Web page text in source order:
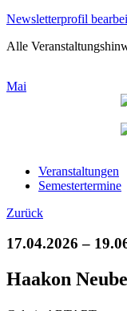
Newsletterprofil
Alle
Mai
Veranstaltungen
Semestertermine
Zurück
17.04.2026 –
Haakon